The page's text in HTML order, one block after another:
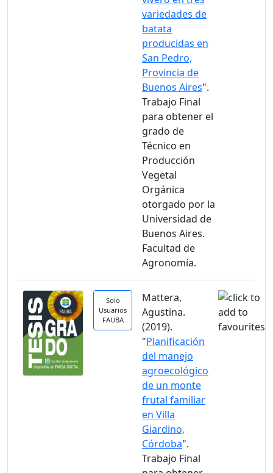
variedades de
batata
producidas en
San Pedro,
Provincia de
Buenos Aires".
Trabajo Final
para obtener el
grado de
Técnico en
Producción
Vegetal
Orgánica
otorgado por la
Universidad de
Buenos Aires.
Facultad de
Agronomía.
Solo
Usuarios
FAUBA
Mattera,
Agustina.
(2019).
"Planificación
del manejo
agroecológico
de un monte
frutal familiar
en Villa
Giardino,
Córdoba".
Trabajo Final